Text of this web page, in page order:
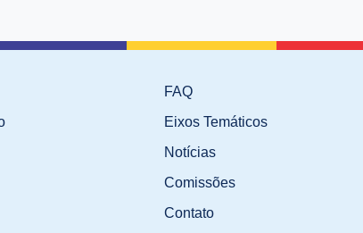
FAQ
Eixos Temáticos
Notícias
Comissões
Contato